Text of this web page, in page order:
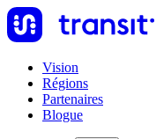
Vision
Régions
Partenaires
Blogue